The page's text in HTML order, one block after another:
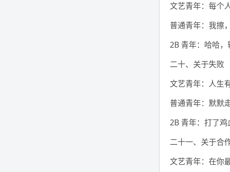
文艺青年：每个
普通青年：我擦
2B 青年：哈哈
二十、关于失败
文艺青年：人生
普通青年：默默
2B 青年：打了
二十一、关于合
文艺青年：在你